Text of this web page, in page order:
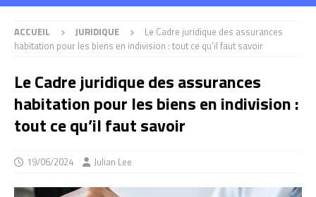
ACCUEIL JURIDIQUE
Le Cadre juridique des assurances
habitation pour les biens en indivision : tout ce qu’il faut savoir
Le Cadre juridique des assurances
habitation pour les biens en indivision :
tout ce qu’il faut savoir
19/06/2024 Julian Lee